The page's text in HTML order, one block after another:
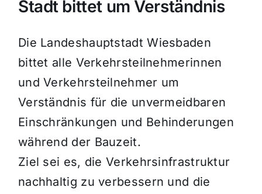
Stadt bittet um Verständnis
Die Landeshauptstadt Wiesbaden
bittet alle Verkehrsteilnehmerinnen
und Verkehrsteilnehmer um
Verständnis für die unvermeidbaren
Einschränkungen und Behinderungen
während der Bauzeit.
Ziel sei es, die Verkehrsinfrastruktur
nachhaltig zu verbessern und die